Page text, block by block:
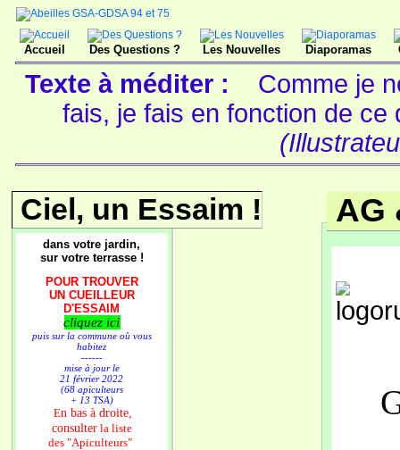
Accueil Des Questions ? Les Nouvelles Diaporamas
Texte à méditer :
Comme je
fais, je fais en fonction de
Ciel, un Essaim !
dans votre jardin,
sur votre terrasse !
POUR TROUVER
UN CUEILLEUR
D'ESSAIM
cliquez ici
puis sur la commune où vous
habitez
------
mise à jour le
21 février 2022
(68 apiculteurs
+ 13 TSA)
En bas à droite,
consulter la liste
des"Apiculteurs"
AG